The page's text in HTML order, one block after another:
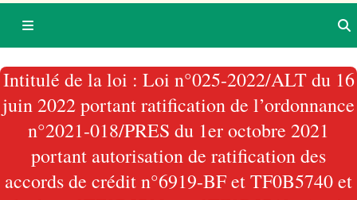
Intitulé de la loi : Loi n°025-2022/ALT du 16
juin 2022 portant ratification de l’ordonnance
n°2021-018/PRES du 1er octobre 2021
portant autorisation de ratification des
accords de crédit n°6919-BF et TF0B5740 et